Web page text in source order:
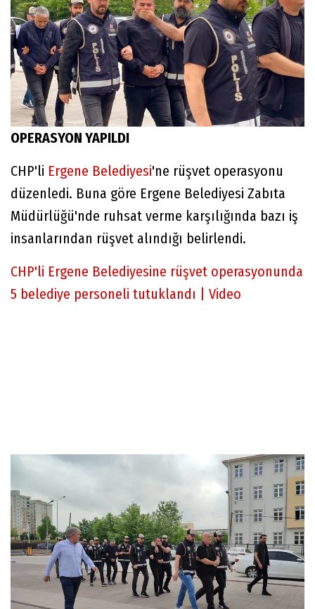
OPERASYON YAPILDI
CHP'li Ergene Belediyesi'ne rüşvet operasyonu
düzenledi. Buna göre Ergene Belediyesi Zabıta
Müdürlüğü'nde ruhsat verme karşılığında bazı iş
insanlarından rüşvet alındığı belirlendi.
CHP'li Ergene Belediyesine rüşvet operasyonunda
5 belediye personeli tutuklandı | Video